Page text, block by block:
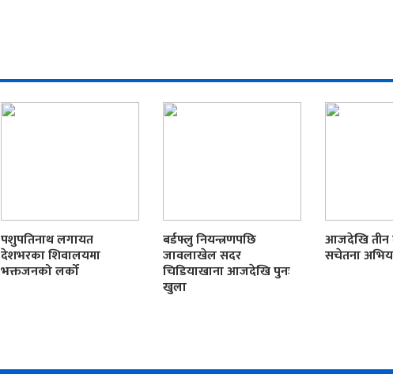
पशुपतिनाथ लगायत
देशभरका शिवालयमा
भक्तजनको लर्को
बर्डफ्लु नियन्त्रणपछि
जावलाखेल सदर
चिडियाखाना आजदेखि पुनः
खुला
आजदेखि तीन
सचेतना